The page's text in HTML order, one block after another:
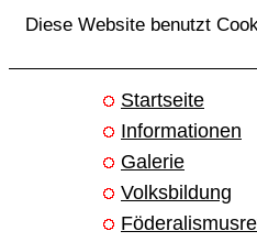
Diese Website benutzt
Startseite
Informationen
Galerie
Volksbildung